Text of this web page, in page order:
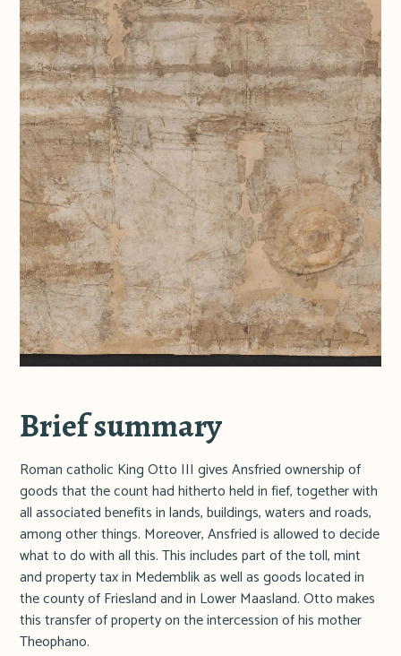
Brief summary
Roman catholic King Otto III gives Ansfried ownership of
goods that the count had hitherto held in fief, together with
all associated benefits in lands, buildings, waters and roads,
among other things. Moreover, Ansfried is allowed to decide
what to do with all this. This includes part of the toll, mint
and property tax in Medemblik as well as goods located in
the county of Friesland and in Lower Maasland. Otto makes
this transfer of property on the intercession of his mother
Theophano.